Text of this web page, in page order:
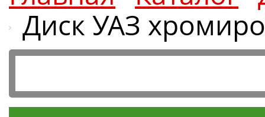
Диск УАЗ